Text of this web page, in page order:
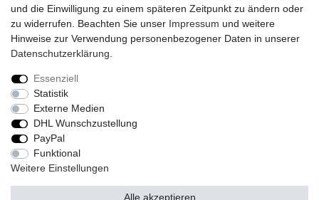
Widerrufs­recht Widerrufs­formular Impressum
Daten­schutz­erklärung
© Copyright 2026 | Alle Rechte vorbehalten.
Realisierung und Umsetzung by
und die Einwilligung zu einem späteren Zeitpunkt zu ändern oder
zu widerrufen. Beachten Sie unser Impressum und weitere
Hinweise zur Verwendung personenbezogener Daten in unserer
Daten­schutz­erklärung
Essenziell
Statistik
Externe Medien
DHL Wunschzustellung
PayPal
Funktional
Weitere Einstellungen
Alle akzeptieren